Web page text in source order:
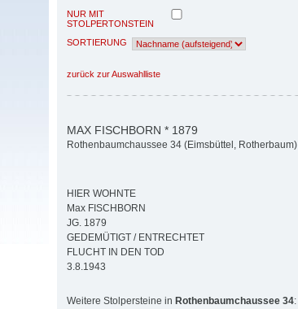
NUR MIT
STOLPERTONSTEIN
SORTIERUNG
zurück zur Auswahlliste
MAX FISCHBORN * 1879
Rothenbaumchaussee 34 (Eimsbüttel, Rotherbaum)
HIER WOHNTE
Max FISCHBORN
JG. 1879
GEDEMÜTIGT / ENTRECHTET
FLUCHT IN DEN TOD
3.8.1943
Weitere Stolpersteine in Rothenbaumchaussee 34: